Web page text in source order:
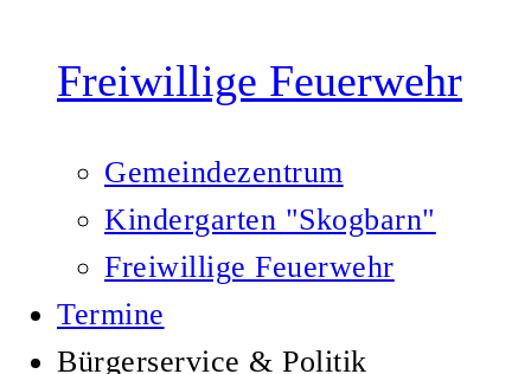
Freiwillige Feuerwehr
Gemeindezentrum
Kindergarten "Skogbarn"
Freiwillige Feuerwehr
Termine
Bürgerservice & Politik